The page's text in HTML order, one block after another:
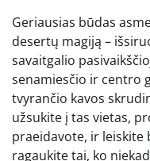
Geriausias būdas
desertų magiją –
savaitgalio
senamiesčio ir centro
tvyrančio kavos
užsukite į tas vietas,
praeidavote, ir
ragaukite tai, ko